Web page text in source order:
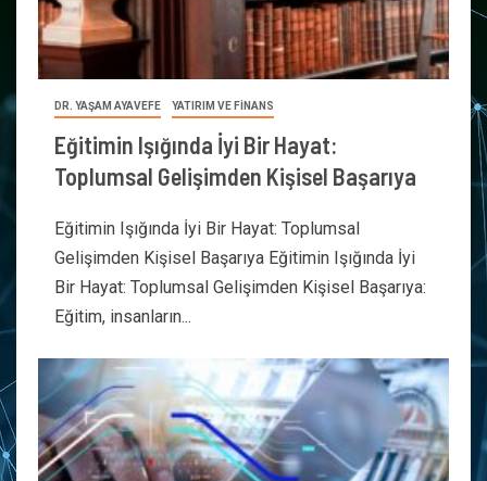
DR. YAŞAM AYAVEFE YATIRIM VE FİNANS
Eğitimin Işığında İyi Bir Hayat:
Toplumsal Gelişimden Kişisel Başarıya
Eğitimin Işığında İyi Bir Hayat: Toplumsal
Gelişimden Kişisel Başarıya Eğitimin Işığında İyi
Bir Hayat: Toplumsal Gelişimden Kişisel Başarıya:
Eğitim, insanların...